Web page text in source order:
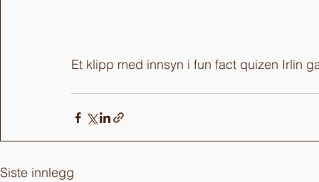
Et klipp med innsyn i fun fact quizen Irlin
Siste innlegg